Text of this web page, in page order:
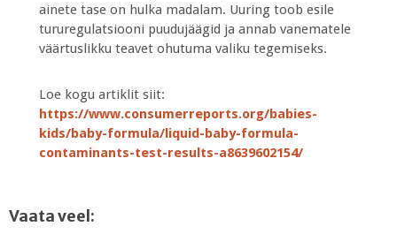
ainete tase on hulka madalam. Uuring toob esile
tururegulatsiooni puudujäägid ja annab vanematele
väärtuslikku teavet ohutuma valiku tegemiseks.
Loe kogu artiklit siit:
https://www.consumerreports.org/babies-
kids/baby-formula/liquid-baby-formula-
contaminants-test-results-a8639602154/
Vaata veel: